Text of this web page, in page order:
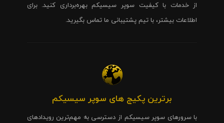
از خدمات با کیفیت سوپر سیسیکم بهره‌برداری کنید. برای
اطلاعات بیشتر، با تیم پشتیبانی ما تماس بگیرید.
برترین پکیج های سوپر سیسیکم
با سرورهای سوپر سیسیکم از دسترسی به مهم‌ترین رویدادهای